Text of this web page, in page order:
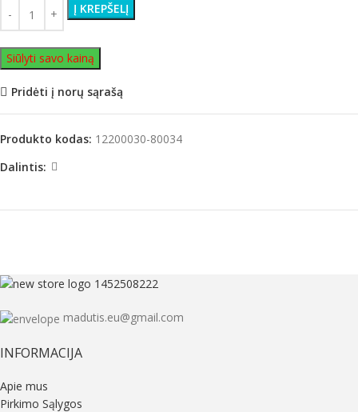
Į KREPŠELĮ
Siūlyti savo kainą
Pridėti į norų sąrašą
Produkto kodas: 12200030-80034
Dalintis:
madutis.eu@gmail.com
INFORMACIJA
Apie mus
Pirkimo Sąlygos